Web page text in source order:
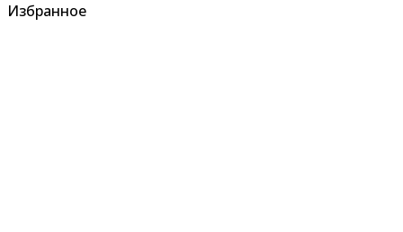
Избранное